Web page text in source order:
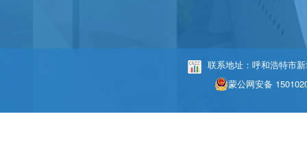
联系地址：呼和浩特市
蒙公网安备